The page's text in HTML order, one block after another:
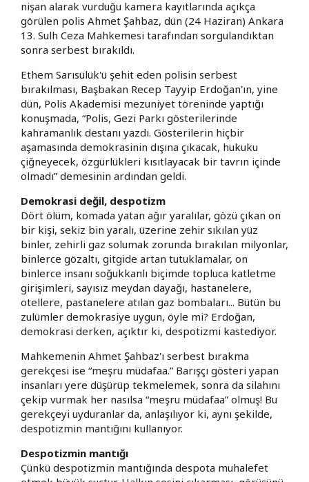
nişan alarak vurduğu kamera kayıtlarında açıkça
görülen polis Ahmet Şahbaz, dün (24 Haziran) Ankara
13. Sulh Ceza Mahkemesi tarafından sorgulandıktan
sonra serbest bırakıldı.
Ethem Sarısülük'ü şehit eden polisin serbest
bırakılması, Başbakan Recep Tayyip Erdoğan'ın, yine
dün, Polis Akademisi mezuniyet töreninde yaptığı
konuşmada, “Polis, Gezi Parkı gösterilerinde
kahramanlık destanı yazdı. Gösterilerin hiçbir
aşamasında demokrasinin dışına çıkacak, hukuku
çiğneyecek, özgürlükleri kısıtlayacak bir tavrın içinde
olmadı” demesinin ardından geldi.
Demokrasi değil, despotizm
Dört ölüm, komada yatan ağır yaralılar, gözü çıkan on
bir kişi, sekiz bin yaralı, üzerine zehir sıkılan yüz
binler, zehirli gaz solumak zorunda bırakılan milyonlar,
binlerce gözaltı, gitgide artan tutuklamalar, on
binlerce insanı soğukkanlı biçimde topluca katletme
girişimleri, sayısız meydan dayağı, hastanelere,
otellere, pastanelere atılan gaz bombaları... Bütün bu
zulümler demokrasiye uygun, öyle mi? Erdoğan,
demokrasi derken, açıktır ki, despotizmi kastediyor.
Mahkemenin Ahmet Şahbaz'ı serbest bırakma
gerekçesi ise “meşru müdafaa.” Barışçı gösteri yapan
insanları yere düşürüp tekmelemek, sonra da silahını
çekip vurmak her nasılsa “meşru müdafaa” olmuş! Bu
gerekçeyi uyduranlar da, anlaşılıyor ki, aynı şekilde,
despotizmin mantığını kullanıyor.
Despotizmin mantığı
Çünkü despotizmin mantığında despota muhalefet